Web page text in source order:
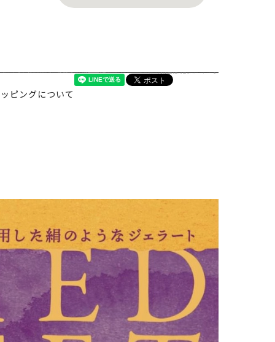
ピングについて